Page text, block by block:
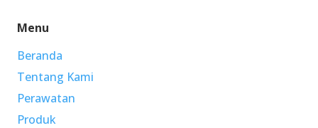
Menu
Beranda
Tentang Kami
Perawatan
Produk